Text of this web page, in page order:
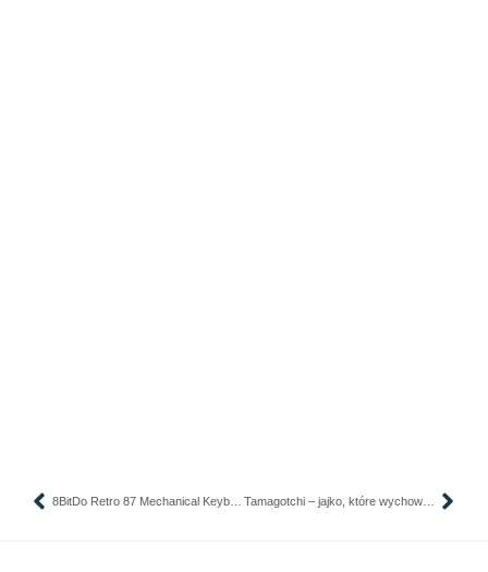
Tamagotchi – jajko, które wychowało pokolenie – felieton.